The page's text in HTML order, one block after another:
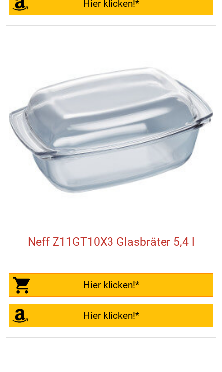
Hier klicken!*
Neff Z11GT10X3 Glasbräter 5,4 l
Hier klicken!*
Hier klicken!*